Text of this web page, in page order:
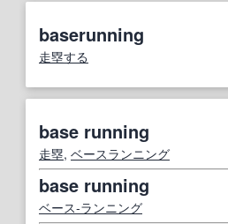
baserunning
走塁する
base running
走塁, ベースランニング
base running
ベース‐ランニング